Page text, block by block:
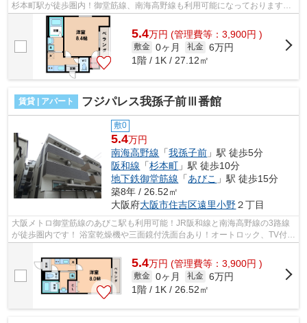
杉本町駅が徒歩圏内！御堂筋線、南海高野線も利用可能になっております。
■□■□■□■□■□■□■□■□■□■□■□■□■□■□■□■...
5.4万円 (管理費等：3,900円 )
敷金 0ヶ月 礼金 6万円
1階 / 1K / 27.12㎡
賃貸 | アパート フジパレス我孫子前Ⅲ番館
敷0
5.4万円
南海高野線 「我孫子前 」駅 徒歩5分
阪和線 「杉本町 」駅 徒歩10分
地下鉄御堂筋線 「あびこ 」駅 徒歩15分
築8年 / 26.52㎡
大阪府大阪市住吉区遠里小野２丁目
大阪メトロ御堂筋線のあびこ駅も利用可能！JR阪和線と南海高野線の3路線
が徒歩圏内です！ 浴室乾燥機や三面鏡付洗面台あり！オートロック、TV付イ
5.4万円 (管理費等：3,900円 )
敷金 0ヶ月 礼金 6万円
1階 / 1K / 26.52㎡